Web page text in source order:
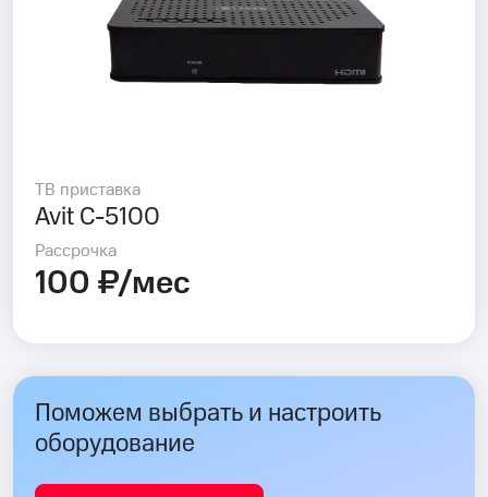
ТВ приставка
Avit C-5100
Рассрочка
100 ₽/мес
Поможем выбрать и настроить
оборудование